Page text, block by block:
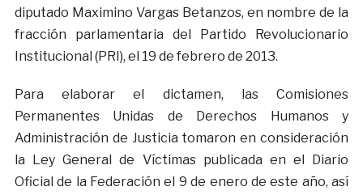
diputado Maximino Vargas Betanzos, en nombre de la
fracción parlamentaria del Partido Revolucionario
Institucional (PRI), el 19 de febrero de 2013.
Para elaborar el dictamen, las Comisiones
Permanentes Unidas de Derechos Humanos y
Administración de Justicia tomaron en consideración
la Ley General de Víctimas publicada en el Diario
Oficial de la Federación el 9 de enero de este año, así